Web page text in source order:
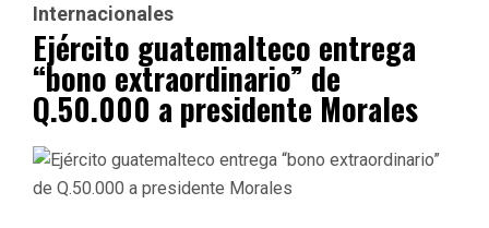
Internacionales
Ejército guatemalteco entrega
“bono extraordinario” de
Q.50.000 a presidente Morales